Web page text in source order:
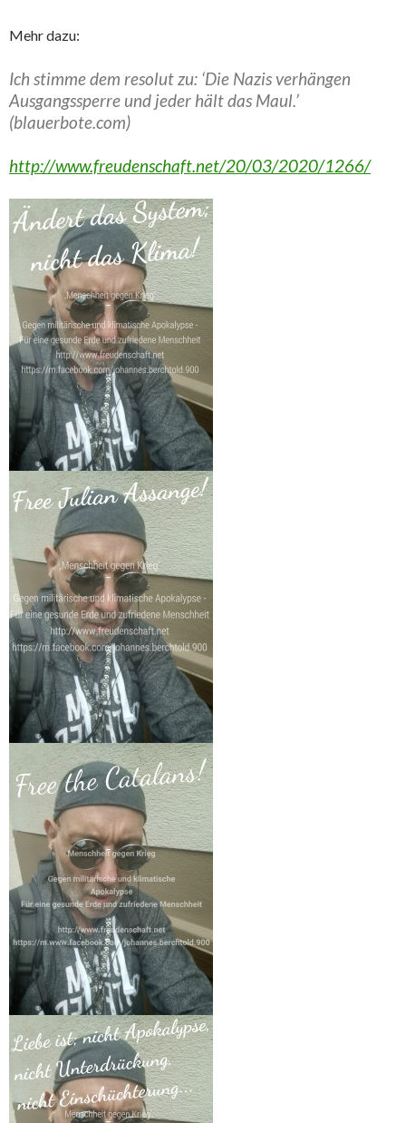
Mehr dazu:
Ich stimme dem resolut zu: ‘Die Nazis verhängen
Ausgangssperre und jeder hält das Maul.’
(blauerbote.com)
http://www.freudenschaft.net/20/03/2020/1266/